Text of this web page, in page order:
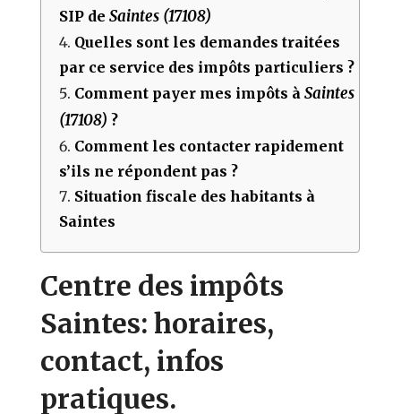
SIP deSaintes (17108)
Quelles sont les demandes traitées
par ce service des impôts particuliers ?
Comment payer mes impôts àSaintes
(17108) ?
Comment les contacter rapidement
s’ils ne répondent pas ?
Situation fiscale des habitants à
Saintes
Centre des impôts
Saintes: horaires,
contact, infos
pratiques.